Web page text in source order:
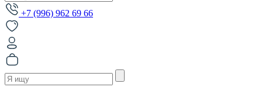
+7 (996) 962 69 66